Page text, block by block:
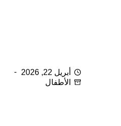
أبريل 22, 2026
الأطفال